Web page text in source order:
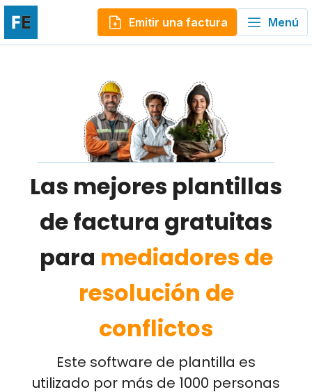
Emitir una factura Menú
Las mejores plantillas
de factura gratuitas
para mediadores de
resolución de
conflictos
Este software de plantilla es
utilizado por más de 1000 personas